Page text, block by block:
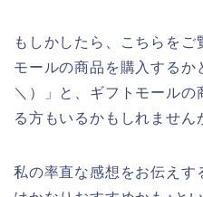
もしかしたら、こちらをご
モールの商品を購入するか
＼）」と、ギフトモールの
る方もいるかもしれません
私の率直な感想をお伝えす